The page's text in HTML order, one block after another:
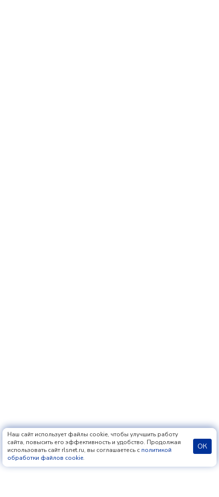
Наш сайт использует файлы cookie, чтобы улучшить работу
сайта, повысить его эффективность и удобство. Продолжая
использовать сайт rlsnet.ru, вы соглашаетесь с политикой
обработки файлов cookie.
ОК